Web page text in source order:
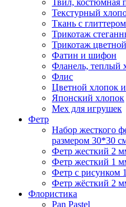
Текстурный
Ткань с глиттером
Трикотаж
Трикотаж
Фатин и шифон
Фланель, теплый
Флис
Цветной хлопок и
Японский хлопок
Мех для игрушек
Фетр
Набор жесткого
размером 30*30
Фетр жесткий 2
Фетр жесткий 1
Фетр с рисунком
Фетр жёсткий 2
Флористика
Pan Pastel